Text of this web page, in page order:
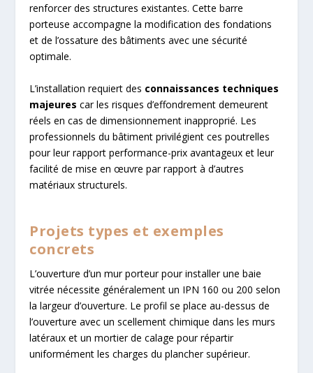
renforcer des structures existantes. Cette barre
porteuse accompagne la modification des fondations
et de l’ossature des bâtiments avec une sécurité
optimale.
L’installation requiert des connaissances techniques
majeures car les risques d’effondrement demeurent
réels en cas de dimensionnement inapproprié. Les
professionnels du bâtiment privilégient ces poutrelles
pour leur rapport performance-prix avantageux et leur
facilité de mise en œuvre par rapport à d’autres
matériaux structurels.
Projets types et exemples
concrets
L’ouverture d’un mur porteur pour installer une baie
vitrée nécessite généralement un IPN 160 ou 200 selon
la largeur d’ouverture. Le profil se place au-dessus de
l’ouverture avec un scellement chimique dans les murs
latéraux et un mortier de calage pour répartir
uniformément les charges du plancher supérieur.